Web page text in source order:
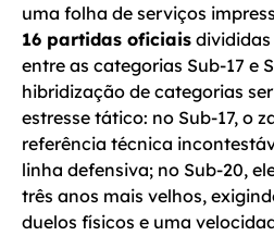
uma folha de serviços
16 partidas oficiais
entre as categorias Sub-17 e
hibridização de categorias
estresse tático: no Sub-17, o
referência técnica
linha defensiva; no Sub-20,
três anos mais velhos,
duelos físicos e uma